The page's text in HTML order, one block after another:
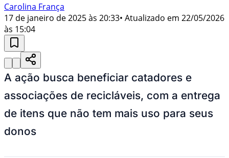
Carolina França
17 de janeiro de 2025 às 20:33• Atualizado em 22/05/2026
às 15:04
A ação busca beneficiar catadores e
associações de recicláveis, com a entrega
de itens que não tem mais uso para seus
donos